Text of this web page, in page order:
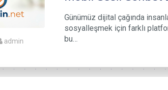
admin
Günümüz dijital çağında
sosyalleşmek için farklı
bu…